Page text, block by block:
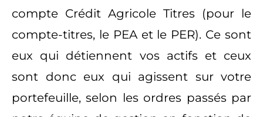
compte Crédit Agricole Titres (pour le
compte-titres, le PEA et le PER). Ce sont
eux qui détiennent vos actifs et ceux
sont donc eux qui agissent sur votre
portefeuille, selon les ordres passés par